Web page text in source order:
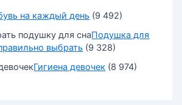
на каждый день (9 492)
Подушка для
выбрать (9 328)
Гигиена девочек (8 974)